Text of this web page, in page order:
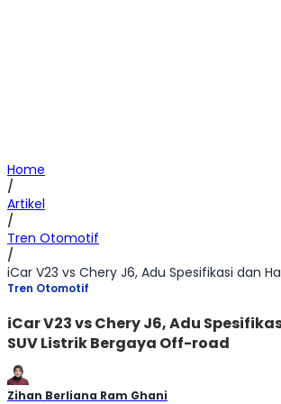
Home
/
Artikel
/
Tren Otomotif
/
Tren Otomotif
iCar V23 vs Chery J6, Adu
SUV Listrik Bergaya Off-road
Zihan Berliana Ram Ghani